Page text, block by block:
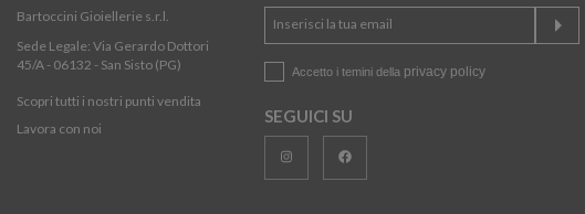
Bartoccini Gioiellerie s.r.l.
Sede Legale: Via Gerardo Dottori
45/A - 06132 - San Sisto (PG)
Scopri tutti i nostri punti vendita
Lavora con noi
Accetto i temini della privacy policy
SEGUICI SU